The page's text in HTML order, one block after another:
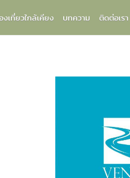
เที่ยวใกล้เคียง บทความ ติดต่อเรา